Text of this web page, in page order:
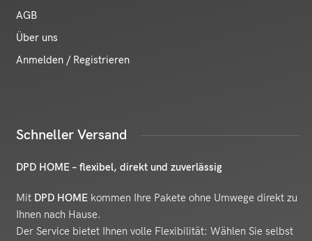
AGB
Über uns
Anmelden / Registrieren
Schneller Versand
DPD HOME – flexibel, direkt und zuverlässig
Mit DPD HOME kommen Ihre Pakete ohne Umwege direkt zu
Ihnen nach Hause.
Der Service bietet Ihnen volle Flexibilität: Wählen Sie selbst